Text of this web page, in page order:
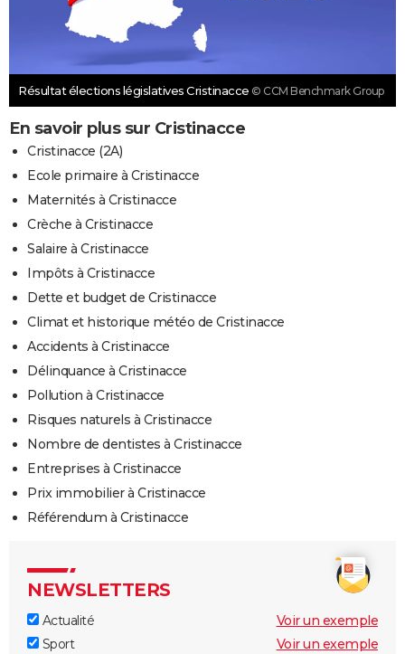
Résultat élections législatives Cristinacce © CCM Benchmark Group
En savoir plus sur Cristinacce
Cristinacce (2A)
Ecole primaire à Cristinacce
Maternités à Cristinacce
Crèche à Cristinacce
Salaire à Cristinacce
Impôts à Cristinacce
Dette et budget de Cristinacce
Climat et historique météo de Cristinacce
Accidents à Cristinacce
Délinquance à Cristinacce
Pollution à Cristinacce
Risques naturels à Cristinacce
Nombre de dentistes à Cristinacce
Entreprises à Cristinacce
Prix immobilier à Cristinacce
Référendum à Cristinacce
NEWSLETTERS
Actualité
Voir un exemple
Sport
Voir un exemple